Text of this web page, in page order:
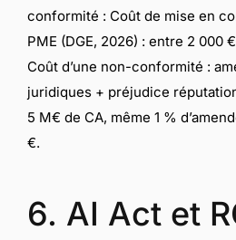
conformité : Coût de mise en
PME (DGE, 2026) : entre 2 000
Coût d’une non-conformité :
juridiques + préjudice
5 M€ de CA, même 1 %
€.
6. AI Act et